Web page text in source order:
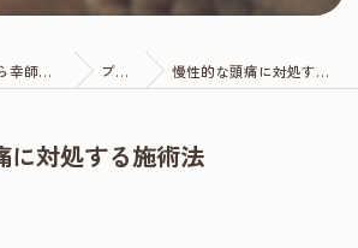
名古屋の接骨院なら幸師堂・接骨院 ブログ 慢性的な頭痛に対処する施術法
に対処する施術法